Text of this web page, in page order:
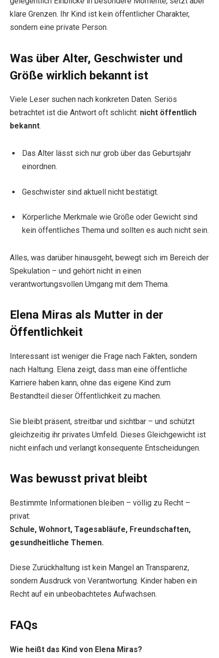
klare Grenzen. Ihr Kind ist kein öffentlicher Charakter,
sondern eine private Person.
Was über Alter, Geschwister und
Größe wirklich bekannt ist
Viele Leser suchen nach konkreten Daten. Seriös
betrachtet ist die Antwort oft schlicht: nicht öffentlich
bekannt.
Das Alter lässt sich nur grob über das Geburtsjahr
einordnen.
Geschwister sind aktuell nicht bestätigt.
Körperliche Merkmale wie Größe oder Gewicht sind
kein öffentliches Thema und sollten es auch nicht sein.
Alles, was darüber hinausgeht, bewegt sich im Bereich der
Spekulation – und gehört nicht in einen
verantwortungsvollen Umgang mit dem Thema.
Elena Miras als Mutter in der
Öffentlichkeit
Interessant ist weniger die Frage nach Fakten, sondern
nach Haltung. Elena zeigt, dass man eine öffentliche
Karriere haben kann, ohne das eigene Kind zum
Bestandteil dieser Öffentlichkeit zu machen.
Sie bleibt präsent, streitbar und sichtbar – und schützt
gleichzeitig ihr privates Umfeld. Dieses Gleichgewicht ist
nicht einfach und verlangt konsequente Entscheidungen.
Was bewusst privat bleibt
Bestimmte Informationen bleiben – völlig zu Recht –
privat:
Schule, Wohnort, Tagesabläufe, Freundschaften,
gesundheitliche Themen.
Diese Zurückhaltung ist kein Mangel an Transparenz,
sondern Ausdruck von Verantwortung. Kinder haben ein
Recht auf ein unbeobachtetes Aufwachsen.
FAQs
Wie heißt das Kind von Elena Miras?